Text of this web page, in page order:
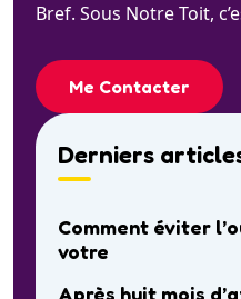
Bref. Sous Notre Toit,
Me Contacter
Derniers
Comment éviter
votre
Après huit mois